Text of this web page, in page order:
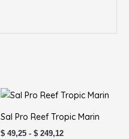
Sal Pro Reef Tropic Marin
$ 49,25 - $ 249,12
Rango
precios:
desde
$ 49,25